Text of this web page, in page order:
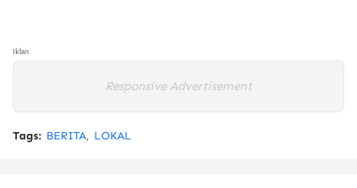
Iklan
Responsive Advertisement
Tags: BERITA LOKAL